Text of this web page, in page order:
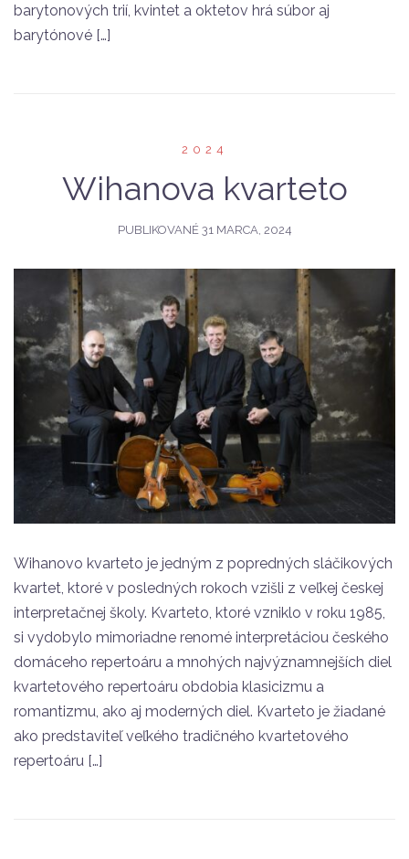
barytonových trií, kvintet a oktetov hrá súbor aj
barytónové […]
2024
Wihanova kvarteto
PUBLIKOVANÉ 31 MARCA, 2024
Wihanovo kvarteto je jedným z popredných sláčikových
kvartet, ktoré v posledných rokoch vzišli z veľkej českej
interpretačnej školy. Kvarteto, ktoré vzniklo v roku 1985,
si vydobylo mimoriadne renomé interpretáciou českého
domáceho repertoáru a mnohých najvýznamnejších diel
kvartetového repertoáru obdobia klasicizmu a
romantizmu, ako aj moderných diel. Kvarteto je žiadané
ako predstaviteľ veľkého tradičného kvartetového
repertoáru […]